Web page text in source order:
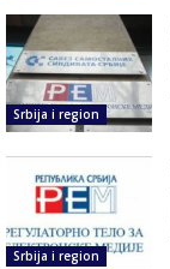
Srbija i region
Srbija i region